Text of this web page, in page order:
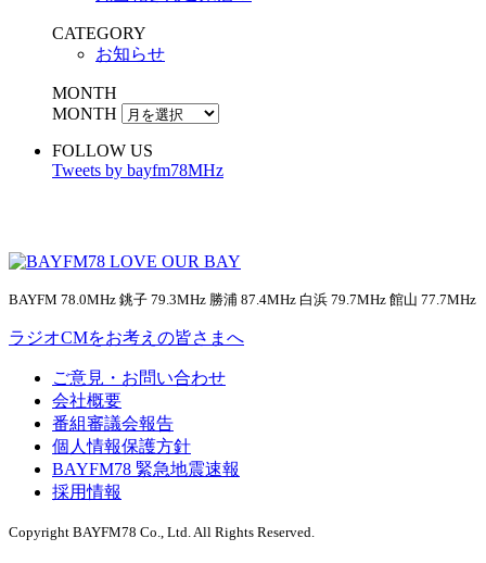
CATEGORY
お知らせ
MONTH
MONTH
FOLLOW US
Tweets by bayfm78MHz
BAYFM 78.0MHz 銚子 79.3MHz 勝浦 87.4MHz 白浜 79.7MHz 館山 77.7MHz
ラジオCMをお考えの皆さまへ
ご意見・お問い合わせ
会社概要
番組審議会報告
個人情報保護方針
BAYFM78 緊急地震速報
採用情報
Copyright BAYFM78 Co., Ltd. All Rights Reserved.